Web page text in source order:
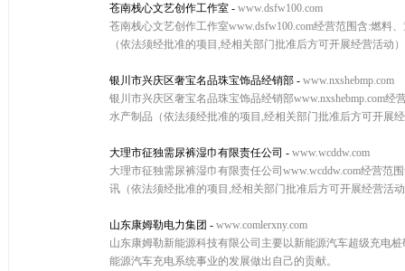
苍南栈心文艺创作工作室 - www.dsfw100.com
苍南栈心文艺创作工作室www.dsfw100.com经营范围含:燃料
（依法须经批准的项目,经相关部门批准后方可开展经营活动
银川市兴庆区奢宝名品珠宝饰品经销部 - www.nxshebmp.com
银川市兴庆区奢宝名品珠宝饰品经销部www.nxshebmp.com
水产制品（依法须经批准的项目,经相关部门批准后方可开展
大理市征独需尿裤湿巾有限责任公司 - www.wcddw.com
大理市征独需尿裤湿巾有限责任公司www.wcddw.com经营
讯（依法须经批准的项目,经相关部门批准后方可开展经营活
山东康姆勒电力集团 - www.comlerxny.com
山东康姆勒新能源科技有限公司主要以新能源汽车超级充电
能源汽车充电系统事业的发展做出自己的贡献。